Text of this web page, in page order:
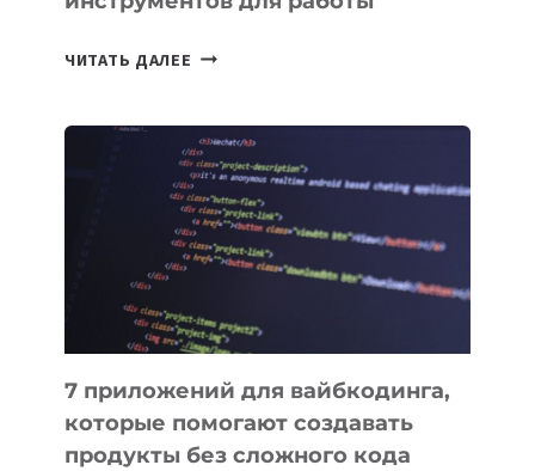
ЧИТАТЬ ДАЛЕЕ ТАСК-
ПОЛЕЗНЫХ
ИНСТРУМЕНТОВ
ДЛЯ
РАБОТЫ
7 приложений для вайбкодинга,
которые помогают создавать
продукты без сложного кода